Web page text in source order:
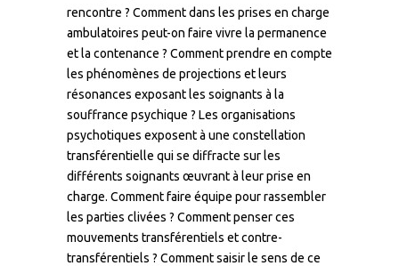
rencontre ? Comment dans les prises en charge
ambulatoires peut-on faire vivre la permanence
et la contenance ? Comment prendre en compte
les phénomènes de projections et leurs
résonances exposant les soignants à la
souffrance psychique ? Les organisations
psychotiques exposent à une constellation
transférentielle qui se diffracte sur les
différents soignants œuvrant à leur prise en
charge. Comment faire équipe pour rassembler
les parties clivées ? Comment penser ces
mouvements transférentiels et contre-
transférentiels ? Comment saisir le sens de ce